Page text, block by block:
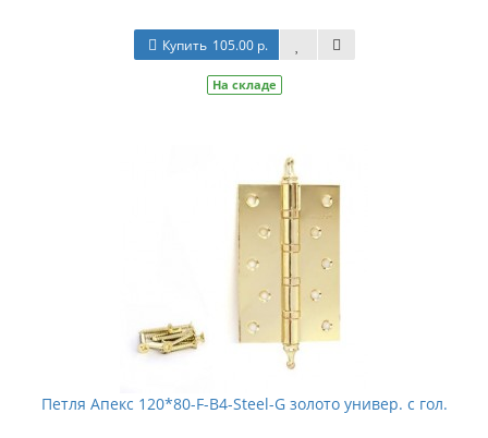
Купить 105.00 р.
На складе
Петля Апекс 120*80-F-B4-Steel-G золото универ. с гол.